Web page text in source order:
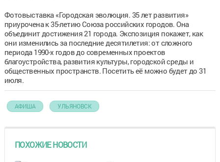
Фотовыставка «Городская эволюция. 35 лет развития»
приурочена к 35-летию Союза российских городов. Она
объединит достижения 21 города. Экспозиция покажет, как
они изменились за последние десятилетия: от сложного
периода 1990-х годов до современных проектов
благоустройства, развития культуры, городской среды и
общественных пространств. Посетить её можно будет до 31
июля.
АФИША УЛЬЯНОВСК
ПОХОЖИЕ НОВОСТИ